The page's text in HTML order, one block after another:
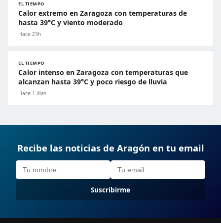
EL TIEMPO
Calor extremo en Zaragoza con temperaturas de
hasta 39°C y viento moderado
Hace 23h
EL TIEMPO
Calor intenso en Zaragoza con temperaturas que
alcanzan hasta 39°C y poco riesgo de lluvia
Hace 1 días
Recibe las noticias de Aragón en tu email
Suscribirme